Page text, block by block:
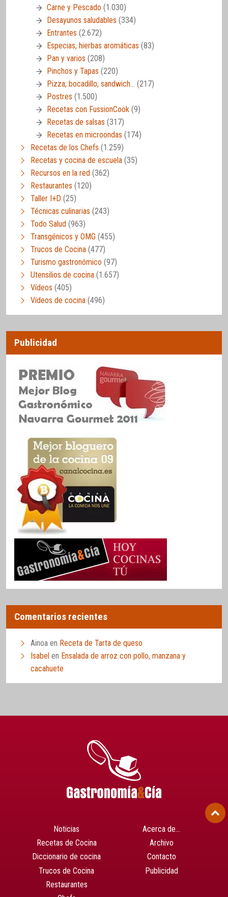
Carne y Pescado (1.030)
Desayunos saludables (334)
Entrantes (2.672)
Especias, hierbas aromáticas (83)
Pan y varios (208)
Pinchos y Tapas (220)
Pizza, bocadillo, sandwich… (217)
Postres (1.500)
Recetas con FussionCook (9)
Recetas de salsas (317)
Recetas en microondas (174)
Recetas de los Chefs (1.259)
Recetas y cocina de escuela (35)
Recursos en la red (362)
Restaurantes (120)
Taller I+D (25)
Técnicas culinarias (243)
Todo Salud (963)
Transgénicos y OMG (455)
Trucos de Cocina (477)
Turismo gastronómico (97)
Utensilios de cocina (1.657)
Vídeos (405)
Vídeos de cocina (496)
Publicidad
Comentarios recientes
Ainoa en Receta de Tarta de queso
Isabel en Ensalada de arroz con pollo, manzana y
cacahuete
Noticias
Recetas de Cocina
Diccionario de cocina
Trucos de Cocina
Restaurantes
Acerca de…
Archivo
Contacto
Publicidad